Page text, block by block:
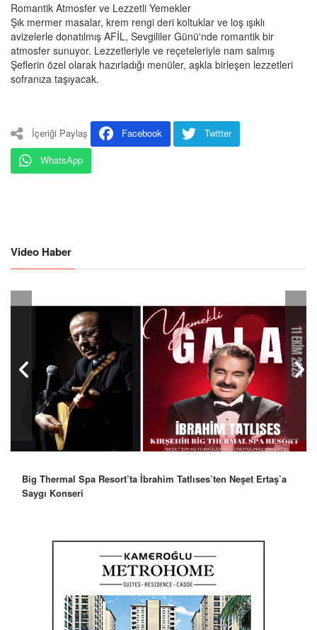
Romantik Atmosfer ve Lezzetli Yemekler
Şık mermer masalar, krem rengi deri koltuklar ve loş ışıklı
avizelerle donatılmış AFİL, Sevgililer Günü'nde romantik bir
atmosfer sunuyor. Lezzetleriyle ve reçeteleriyle nam salmış
Şeflerin özel olarak hazırladığı menüler, aşkla birleşen lezzetleri
sofranıza taşıyacak.
İçeriği Paylaş Facebook
Twitter
WhatsApp
Video Haber
Big Thermal Spa Resort’ta İbrahim Tatlıses’ten Neşet Ertaş’a
Saygı Konseri